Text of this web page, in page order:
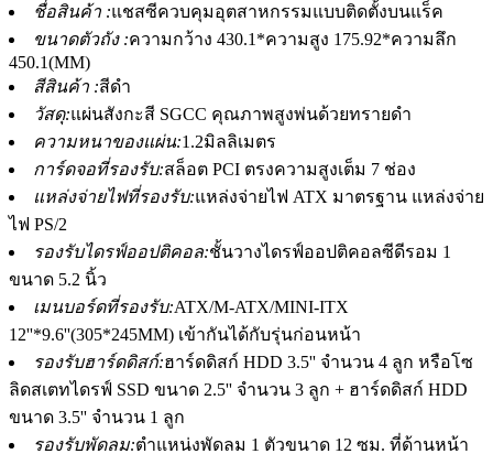
ชื่อสินค้า :แชสซีควบคุมอุตสาหกรรมแบบติดตั้งบนแร็ค
ขนาดตัวถัง :ความกว้าง 430.1*ความสูง 175.92*ความลึก
450.1(MM)
สีสินค้า :สีดำ
วัสดุ:แผ่นสังกะสี SGCC คุณภาพสูงพ่นด้วยทรายดำ
ความหนาของแผ่น:1.2มิลลิเมตร
การ์ดจอที่รองรับ:สล็อต PCI ตรงความสูงเต็ม 7 ช่อง
แหล่งจ่ายไฟที่รองรับ:แหล่งจ่ายไฟ ATX มาตรฐาน แหล่งจ่าย
ไฟ PS/2
รองรับไดรฟ์ออปติคอล:ชั้นวางไดรฟ์ออปติคอลซีดีรอม 1
ขนาด 5.2 นิ้ว
เมนบอร์ดที่รองรับ:ATX/M-ATX/MINI-ITX
12''*9.6''(305*245MM) เข้ากันได้กับรุ่นก่อนหน้า
รองรับฮาร์ดดิสก์:ฮาร์ดดิสก์ HDD 3.5'' จำนวน 4 ลูก หรือโซ
ลิดสเตทไดรฟ์ SSD ขนาด 2.5'' จำนวน 3 ลูก + ฮาร์ดดิสก์ HDD
ขนาด 3.5'' จำนวน 1 ลูก
รองรับพัดลม:ตำแหน่งพัดลม 1 ตัวขนาด 12 ซม. ที่ด้านหน้า